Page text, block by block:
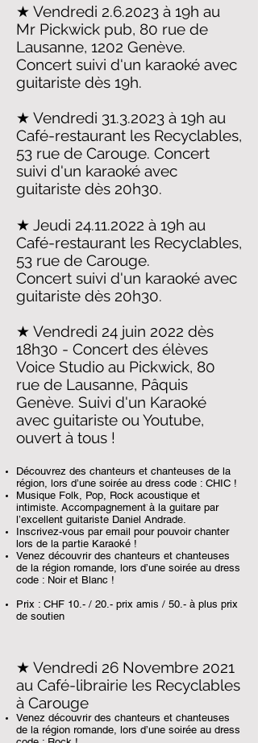
★ Vendredi 2.6.2023 à 19h au
Mr Pickwick pub, 80 rue de
Lausanne, 1202 Genève.
Concert suivi d'un karaoké avec
guitariste dès 19h.
★ Vendredi 31.3.2023 à 19h au
Café-restaurant les Recyclables,
53 rue de Carouge. Concert
suivi d'un karaoké avec
guitariste dès 20h30.
★ Jeudi 24.11.2022 à 19h au
Café-restaurant les Recyclables,
53 rue de Carouge.
Concert suivi d'un karaoké avec
guitariste dès 20h30.
★ Vendredi 24 juin 2022 dès
18h30 - Concert des élèves
Voice Studio au Pickwick, 80
rue de Lausanne, Pâquis
Genève. Suivi d'un Karaoké
avec guitariste ou Youtube,
ouvert à tous !
Découvrez des chanteurs et chanteuses de la
région, lors d’une soirée au dress code : CHIC !
Musique Folk, Pop, Rock acoustique et
intimiste. Accompagnement à la guitare par
l’excellent guitariste Daniel Andrade.
Inscrivez-vous par email pour pouvoir chanter
lors de la partie Karaoké !
Venez découvrir des chanteurs et chanteuses
de la région romande, lors d’une soirée au dress
code : Noir et Blanc !
Prix : CHF 10.- / 20.- prix amis / 50.- à plus prix
de soutien
★ Vendredi 26 Novembre 2021
au Café-librairie les Recyclables
à Carouge
Venez découvrir des chanteurs et chanteuses
de la région romande, lors d’une soirée au dress